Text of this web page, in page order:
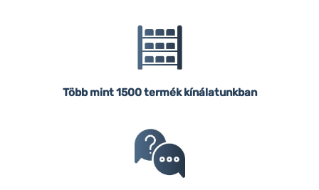
Több mint 1500 termék kínálatunkban